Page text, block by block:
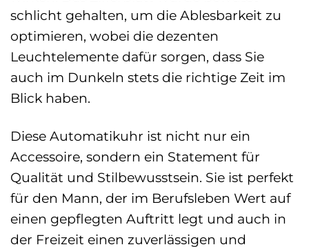
schlicht gehalten, um die Ablesbarkeit zu
optimieren, wobei die dezenten
Leuchtelemente dafür sorgen, dass Sie
auch im Dunkeln stets die richtige Zeit im
Blick haben.
Diese Automatikuhr ist nicht nur ein
Accessoire, sondern ein Statement für
Qualität und Stilbewusstsein. Sie ist perfekt
für den Mann, der im Berufsleben Wert auf
einen gepflegten Auftritt legt und auch in
der Freizeit einen zuverlässigen und